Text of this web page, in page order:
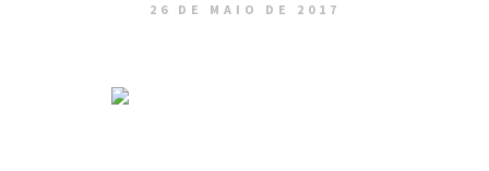
26 DE MAIO DE 2017